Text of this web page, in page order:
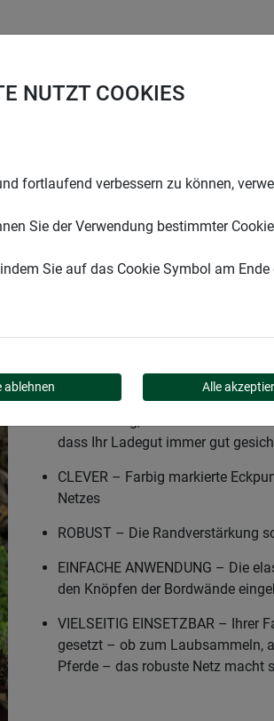
FLEXIBEL UND REISSFEST –
Verarbeitung, verwebte Maschen
dass Ihr Ladegut immer gut
CLEVER – Farbig markierte
Netzes
ROBUST – Die Randverstärkung
EINFACHE ANWENDUNG – Die
den Knöpfen der Bordwände
VIELSEITIG EINSETZBAR – Ihrer
gesetzt – ob zum Laubsammeln,
Pferde – das robuste Netz macht
NUTZT COOKIES
fortlaufend verbessern zu können,
Sie der Verwendung bestimmter
Sie auf das Cookie Symbol am Ende
ablehnen Alle